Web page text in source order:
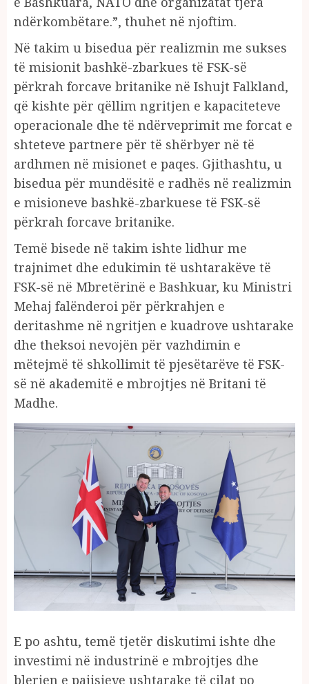
ndërkombëtare.”, thuhet në njoftim.
Në takim u bisedua për realizmin me sukses
të misionit bashkë-zbarkues të FSK-së
përkrah forcave britanike në Ishujt Falkland,
që kishte për qëllim ngritjen e kapaciteteve
operacionale dhe të ndërveprimit me forcat e
shteteve partnere për të shërbyer në të
ardhmen në misionet e paqes. Gjithashtu, u
bisedua për mundësitë e radhës në realizmin
e misioneve bashkë-zbarkuese të FSK-së
përkrah forcave britanike.
Temë bisede në takim ishte lidhur me
trajnimet dhe edukimin të ushtarakëve të
FSK-së në Mbretërinë e Bashkuar, ku Ministri
Mehaj falënderoi për përkrahjen e
deritashme në ngritjen e kuadrove ushtarake
dhe theksoi nevojën për vazhdimin e
mëtejmë të shkollimit të pjesëtarëve të FSK-
së në akademitë e mbrojtjes në Britani të
Madhe.
E po ashtu, temë tjetër diskutimi ishte dhe
investimi në industrinë e mbrojtjes dhe
blerjen e pajisjeve ushtarake të cilat po